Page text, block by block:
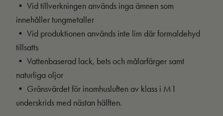
• Vid tillverkningen används inga ämnen som
innehåller tungmetaller
• Vid produktionen används inte lim där formaldehyd
tillsatts
• Vattenbaserad lack, bets och målarfärger samt
naturliga oljor
• Gränsvärdet för inomhusluften av klass i M1
underskrids med nästan hälften.